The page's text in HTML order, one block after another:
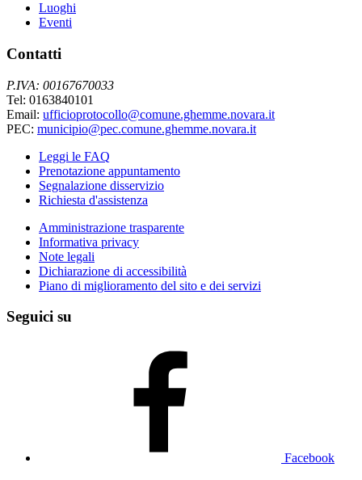
Luoghi
Eventi
Contatti
P.IVA: 00167670033
Tel: 0163840101
Email: ufficioprotocollo@comune.ghemme.novara.it
PEC: municipio@pec.comune.ghemme.novara.it
Leggi le FAQ
Prenotazione appuntamento
Segnalazione disservizio
Richiesta d'assistenza
Amministrazione trasparente
Informativa privacy
Note legali
Dichiarazione di accessibilità
Piano di miglioramento del sito e dei servizi
Seguici su
Facebook